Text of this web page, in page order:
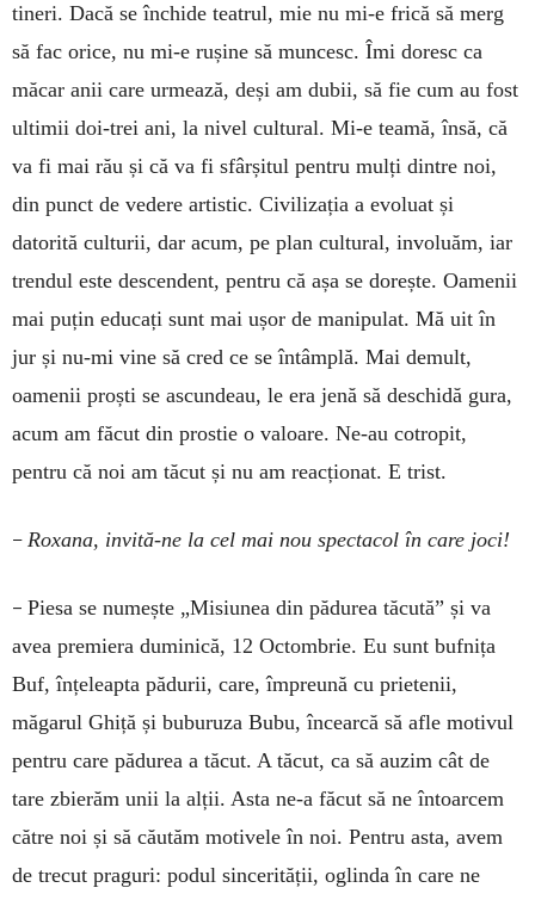
tineri. Dacă se închide teatrul, mie nu mi-e frică să merg
să fac orice, nu mi-e rușine să muncesc. Îmi doresc ca
măcar anii care urmează, deși am dubii, să fie cum au fost
ultimii doi-trei ani, la nivel cultural. Mi-e teamă, însă, că
va fi mai rău și că va fi sfârșitul pentru mulți dintre noi,
din punct de vedere artistic. Civilizația a evoluat și
datorită culturii, dar acum, pe plan cultural, involuăm, iar
trendul este descendent, pentru că așa se dorește. Oamenii
mai puțin educați sunt mai ușor de manipulat. Mă uit în
jur și nu-mi vine să cred ce se întâmplă. Mai demult,
oamenii proști se ascundeau, le era jenă să deschidă gura,
acum am făcut din pros­tie o valoare. Ne-au cotropit,
pentru că noi am tăcut și nu am reacționat. E trist.
– Roxana, invită-ne la cel mai nou spectacol în care joci!
– Piesa se numește „Misiunea din pădurea tăcută” și va
avea premiera duminică, 12 Octombrie. Eu sunt bufnița
Buf, înțeleapta pădurii, care, împreună cu prietenii,
măgarul Ghiță și buburuza Bubu, încearcă să afle motivul
pentru care pădurea a tăcut. A tăcut, ca să auzim cât de
tare zbierăm unii la alții. Asta ne-a făcut să ne întoarcem
către noi și să căutăm motivele în noi. Pentru asta, avem
de trecut praguri: podul sincerității, oglinda în care ne